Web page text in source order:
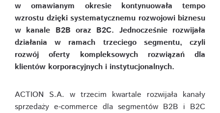
w omawianym okresie kontynuowała tempo
wzrostu dzięki systematycznemu rozwojowi biznesu
w kanale B2B oraz B2C. Jednocześnie rozwijała
działania w ramach trzeciego segmentu, czyli
rozwój oferty kompleksowych rozwiązań dla
klientów korporacyjnych i instytucjonalnych.
ACTION S.A. w trzecim kwartale rozwijała kanały
sprzedaży e-commerce dla segmentów B2B i B2C